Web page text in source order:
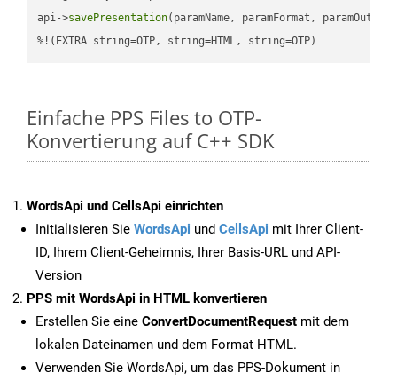
api->savePresentation(paramName, paramFormat,
%!(EXTRA string=OTP, string=HTML, string=OTP)
Einfache PPS Files to OTP-
Konvertierung auf C++ SDK
WordsApi und CellsApi einrichten
Initialisieren Sie WordsApi und CellsApi mit Ihrer Client-
ID, Ihrem Client-Geheimnis, Ihrer Basis-URL und API-
Version
PPS mit WordsApi in HTML konvertieren
Erstellen Sie eine ConvertDocumentRequest mit dem
lokalen Dateinamen und dem Format HTML.
Verwenden Sie WordsApi, um das PPS-Dokument in